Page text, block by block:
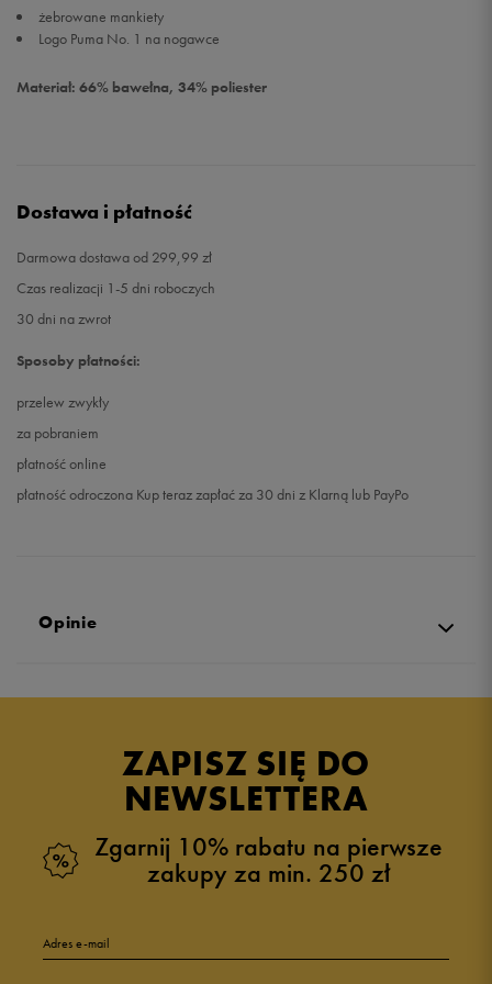
żebrowane mankiety
Logo Puma No. 1 na nogawce
Materiał: 66% bawełna, 34% poliester
Dostawa i płatność
Darmowa dostawa od 299,99 zł
Czas realizacji 1-5 dni roboczych
30 dni na zwrot
Sposoby płatności:
przelew zwykły
za pobraniem
płatność online
płatność odroczona Kup teraz zapłać za 30 dni z Klarną lub PayPo
Opinie
5.0
zebranych i zweryfikowanych przez
4 5%
ZAPISZ SIĘ DO
NEWSLETTERA
Zgarnij 10% rabatu na pierwsze
zakupy za min. 250 zł
Adres e-mail